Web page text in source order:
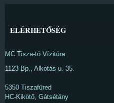
ELÉRHETŐSÉG
MC Tisza-tó Vízitúra
1123 Bp., Alkotás u. 35.
5350 Tiszafüred
HC-Kikötő, Gátsétány